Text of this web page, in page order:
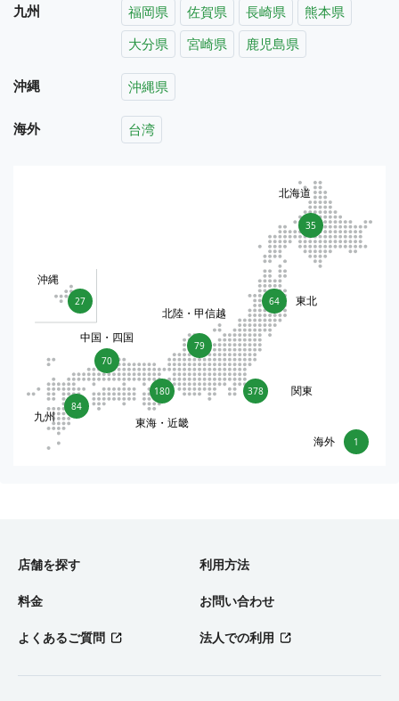
九州 福岡県 佐賀県 長崎県
熊本県
大分県
宮崎県 鹿児島県
沖縄 沖縄県
海外 台湾
35
北海道
64 東北
378 関東
79
北陸・甲信越
180
東海・近畿
70
中国・四国
84
九州
27
沖縄
1
海外
店舗を探す 利用方法
料金 お問い合わせ
よくあるご質問 法人での利用